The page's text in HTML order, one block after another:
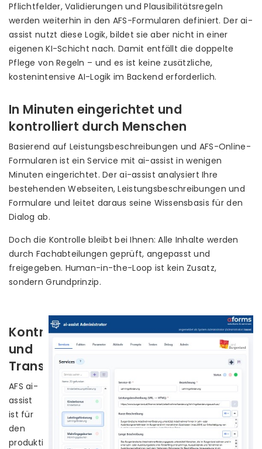
Pflichtfelder, Validierungen und Plausibilitätsregeln
werden weiterhin in den AFS-Formularen definiert. Der ai-
assist nutzt diese Logik, bildet sie aber nicht in einer
eigenen KI-Schicht nach. Damit entfällt die doppelte
Pflege von Regeln – und es ist keine zusätzliche,
kostenintensive AI-Logik im Backend erforderlich.
In Minuten eingerichtet und
kontrolliert durch Menschen
Basierend auf Leistungsbeschreibungen und AFS-Online-
Formularen ist ein Service mit ai-assist in wenigen
Minuten eingerichtet. Der ai-assist analysiert Ihre
bestehenden Webseiten, Leistungsbeschreibungen und
Formulare und leitet daraus seine Wissensbasis für den
Dialog ab.
Doch die Kontrolle bleibt bei Ihnen: Alle Inhalte werden
durch Fachabteilungen geprüft, angepasst und
freigegeben. Human-in-the-Loop ist kein Zusatz,
sondern Grundprinzip.
Kontrolle
und
Transparenz
AFS ai-
assist
ist für
den
produktiven